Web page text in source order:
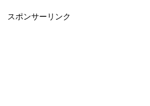
スポンサーリンク